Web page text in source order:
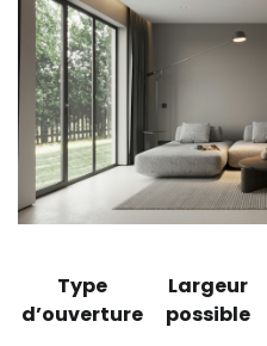
Type
d’ouverture
Largeur
possible